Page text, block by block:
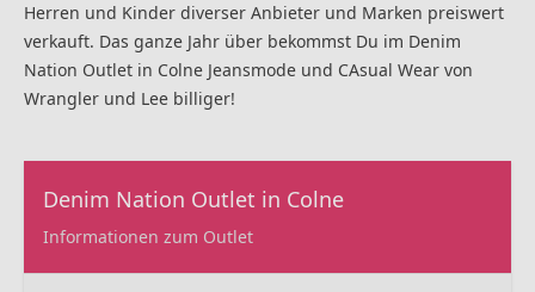
Herren und Kinder diverser Anbieter und Marken preiswert
verkauft. Das ganze Jahr über bekommst Du im Denim
Nation Outlet in Colne Jeansmode und CAsual Wear von
Wrangler und Lee billiger!
Denim Nation Outlet in Colne
Informationen zum Outlet